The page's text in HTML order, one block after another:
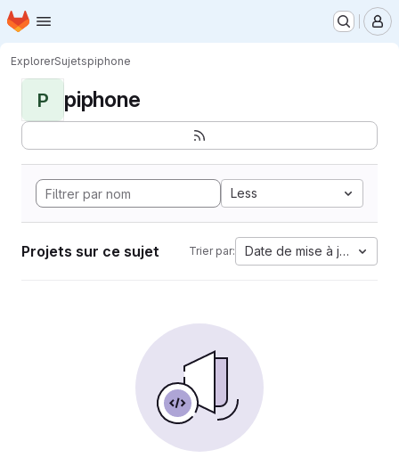
Passer au contenu principal
Page d'accueil
ExplorerSujetspiphone
P piphone
Less
Projets sur ce sujet Trier par: Date de mise à jour